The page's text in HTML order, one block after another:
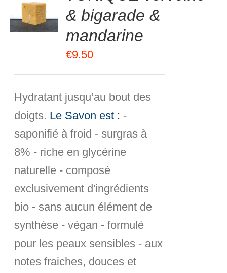
& bigarade &
mandarine
€9.50
Hydratant jusqu’au bout des
doigts. Le Savon est : -
saponifié à froid - surgras à
8% - riche en glycérine
naturelle - composé
exclusivement d'ingrédients
bio - sans aucun élément de
synthèse - végan - formulé
pour les peaux sensibles - aux
notes fraiches, douces et